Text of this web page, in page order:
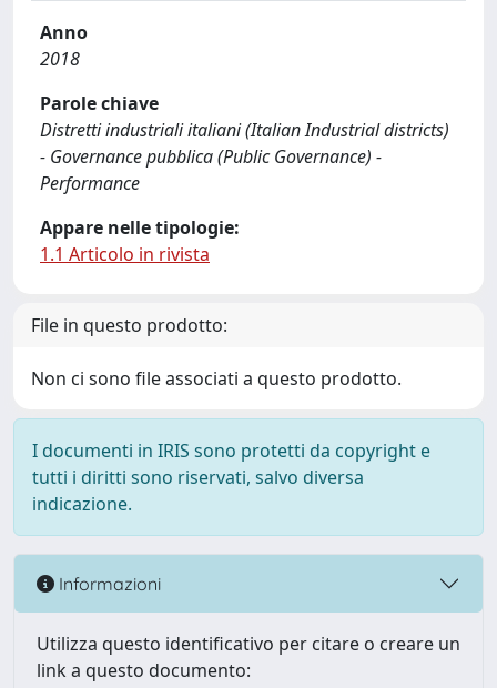
Anno
2018
Parole chiave
Distretti industriali italiani (Italian Industrial districts)
- Governance pubblica (Public Governance) -
Performance
Appare nelle tipologie:
1.1 Articolo in rivista
File in questo prodotto:
Non ci sono file associati a questo prodotto.
I documenti in IRIS sono protetti da copyright e
tutti i diritti sono riservati, salvo diversa
indicazione.
Informazioni
Utilizza questo identificativo per citare o creare un
link a questo documento: